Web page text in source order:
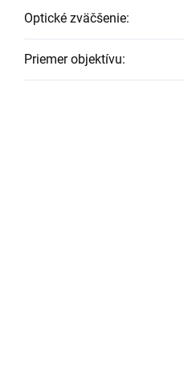
Optické zväčšenie:
Priemer objektívu: